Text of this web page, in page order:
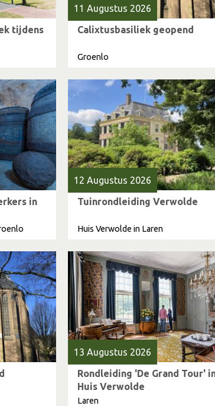
tijdens
11 Augustus 2026
Calixtusbasiliek geopend
Groenlo
in
12 Augustus 2026
Tuinrondleiding Verwolde
Huis Verwolde in Laren
13 Augustus 2026
Rondleiding 'De Grand Tour'
Huis Verwolde
Laren